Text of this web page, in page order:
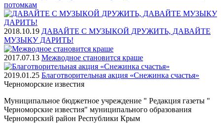
потомкам
2018.10.19 ДАВАЙТЕ С МУЗЫКОЙ ДРУЖИТЬ, ДАВАЙТЕ
МУЗЫКУ ДАРИТЬ!
2017.07.13 Межводное становится краше
2019.01.25 Благотворительная акция «Снежинка счастья»
Черноморские известия
Муниципальное бюджетное учреждение " Редакция газеты "
Черноморские известия" муниципального образования
Черноморский район Республики Крым